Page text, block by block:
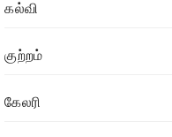
கல்வி
குற்றம்
கேலரி